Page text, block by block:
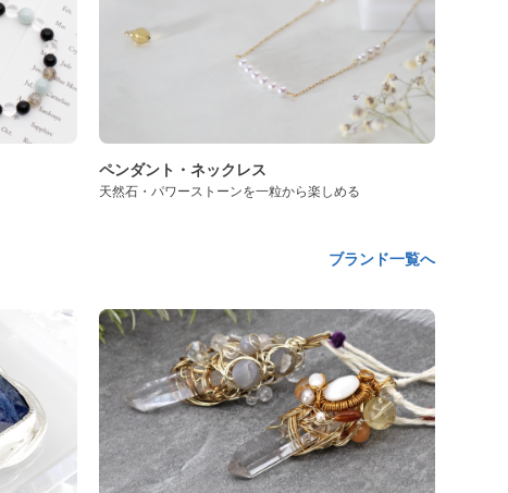
ペンダント・ネックレス
天然石・パワーストーンを一粒から楽しめる
ブランド一覧へ